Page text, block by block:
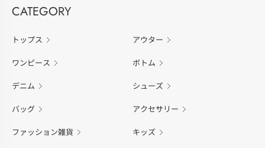
CATEGORY
トップス アウター
ワンピース ボトム
デニム シューズ
バッグ アクセサリー
ファッション雑貨 キッズ